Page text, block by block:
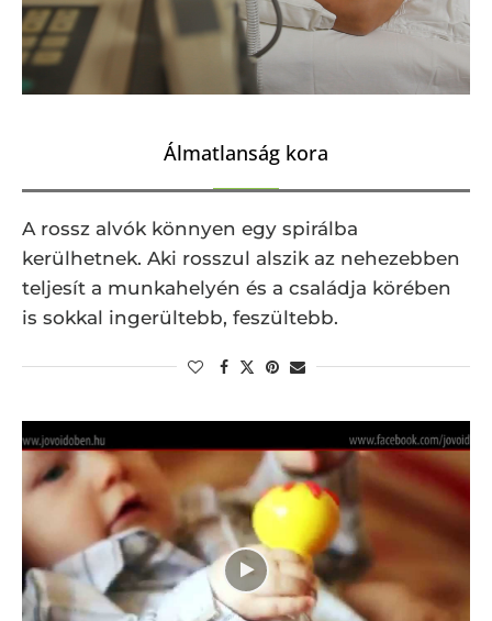
Álmatlanság kora
A rossz alvók könnyen egy spirálba
kerülhetnek. Aki rosszul alszik az nehezebben
teljesít a munkahelyén és a családja körében
is sokkal ingerültebb, feszültebb.